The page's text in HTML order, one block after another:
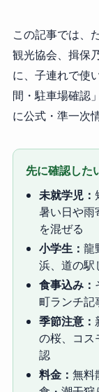
この記事では、
観光協会、揖保
に、子連れで使
間・駐車場確認
に公式・準一次
先に確認した
未就学児：
暑い日や雨
を混ぜる
小学生：龍
浜、道の駅
食事込み：
町ランチ記
季節注意：
の桜、コス
認
料金：無料